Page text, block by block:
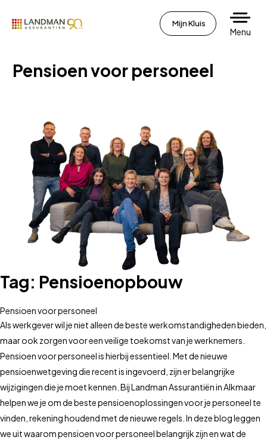
Mijn Kluis
Menu
Pensioen voor personeel
Tag: Pensioenopbouw
Pensioen voor personeel
Als werkgever wil je niet alleen de beste werkomstandigheden bieden,
maar ook zorgen voor een veilige toekomst van je werknemers.
Pensioen voor personeel is hierbij essentieel. Met de nieuwe
pensioenwetgeving die recent is ingevoerd, zijn er belangrijke
wijzigingen die je moet kennen. Bij Landman Assurantiën in Alkmaar
helpen we je om de beste pensioenoplossingen voor je personeel te
vinden, rekening houdend met de nieuwe regels. In deze blog leggen
we uit waarom pensioen voor personeel belangrijk zijn en wat de